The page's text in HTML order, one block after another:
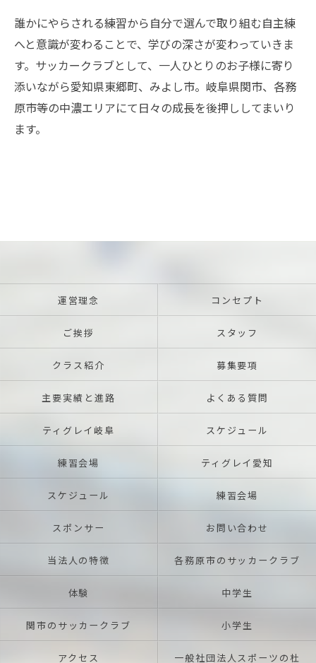
誰かにやらされる練習から自分で選んで取り組む自主練
へと意識が変わることで、学びの深さが変わっていきま
す。サッカークラブとして、一人ひとりのお子様に寄り
添いながら愛知県東郷町、みよし市。岐阜県関市、各務
原市等の中濃エリアにて日々の成長を後押ししてまいり
ます。
運営理念 コンセプト
ご挨拶 スタッフ
クラス紹介 募集要項
主要実績と進路 よくある質問
ティグレイ岐阜 スケジュール
練習会場 ティグレイ愛知
スケジュール 練習会場
スポンサー お問い合わせ
当法人の特徴 各務原市のサッカークラブ
体験 中学生
関市のサッカークラブ 小学生
アクセス 一般社団法人スポーツの杜